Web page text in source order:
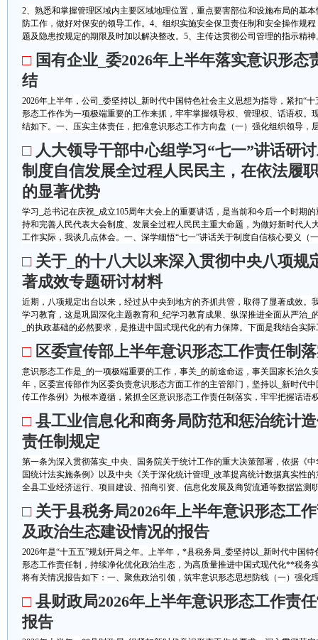
2、熟悉和掌握管理区域内主要区域地理位置，重点要害部位和设施布局的基
防工作，做好对保安的领导工作。4、组织实施安全保卫责任制和安全操作规
题及隐患按规定的期限及时加以解决整改。5、主传达贯彻公司管理的指示精
□ 国有企业_委2026年上半年落实意识形态
结
2026年上半年，公司_委坚持以_新时代中国特色社会主义思想为指导，紧扣“
形态工作作为一项极端重要的工作来抓，牢牢掌握领导权、管理权、话语权。
结如下。一、压实主体责任，把准意识形态工作方向盘（一）强化组织领导，
□ 人大领导干部中心组学习“七一”讲话研
制度自信发展全过程人民民主，在依法履
的显著优势
学习_总书记在庆祝_成立105周年大会上的重要讲话，是当前和今后一个时期
持和完善人民代表大会制度、发展全过程人民民主重大命题，为做好新时代人
工作实际，我谈几点体会。一、深学细悟“七一”讲话关于制度自信核心要义（
□ 关于_的十八大以来深入贯彻中央八项规
著成效专题研讨材料
近期，八项规定出台以来，经过从中央到地方的齐抓共管，取得了显著成效。
学习教育，这是巩固深化主题教育和_纪学习教育成果、纵深推进全面从严治_
_的执政基础的必然要求，是推进中国式现代化的有力保障。下面是我结合实
□ 区委宣传部上半年意识形态工作责任制
意识形态工作是_的一项极端重要的工作，事关_的前途命运，事关国家长治久
年，区委宣传部作为区委负责意识形态方面工作的主管部门，坚持以_新时代
传工作条例》为根本遵循，紧抓全区意识形态工作责任制落实，牢牢把握话语
□ 县工业信息化和商务局防范和惩治统计
责任制规定
第一条为深入贯彻落实_中央、国务院关于统计工作的重大决策部署，依据《
国统计法实施条例》以及中央《关于深化统计管理_改革提高统计数据真实性
全县工业经济运行、项目建设、招商引资、信息化发展及商贸流通等数据监测
□ 关于县税务局2026年上半年意识形态工
及政治生态建设情况的报告
2026年是“十五五”规划开局之年。上半年，*县税务局_委坚持以_新时代中国
形态工作责任制，持续净化优化政治生态，为高质量推进中国式现代化**税务
将有关情况报告如下：一、聚焦政治引领，筑牢意识形态思想防线（一）强化
□ 县财政局2026年上半年意识形态工作责
报告